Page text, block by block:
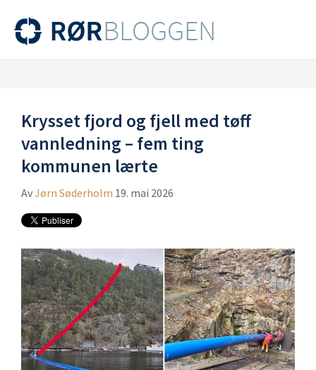
Krysset fjord og fjell med tøff
vannledning – fem ting
kommunen lærte
AvJørn Søderholm 19. mai 2026